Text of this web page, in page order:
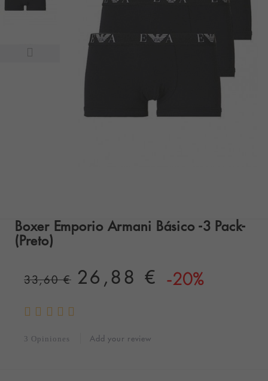
Boxer Emporio Armani Básico -3 Pack-
(Preto)
33,60 € 26,88 € -20%
3 Opiniones Add your review